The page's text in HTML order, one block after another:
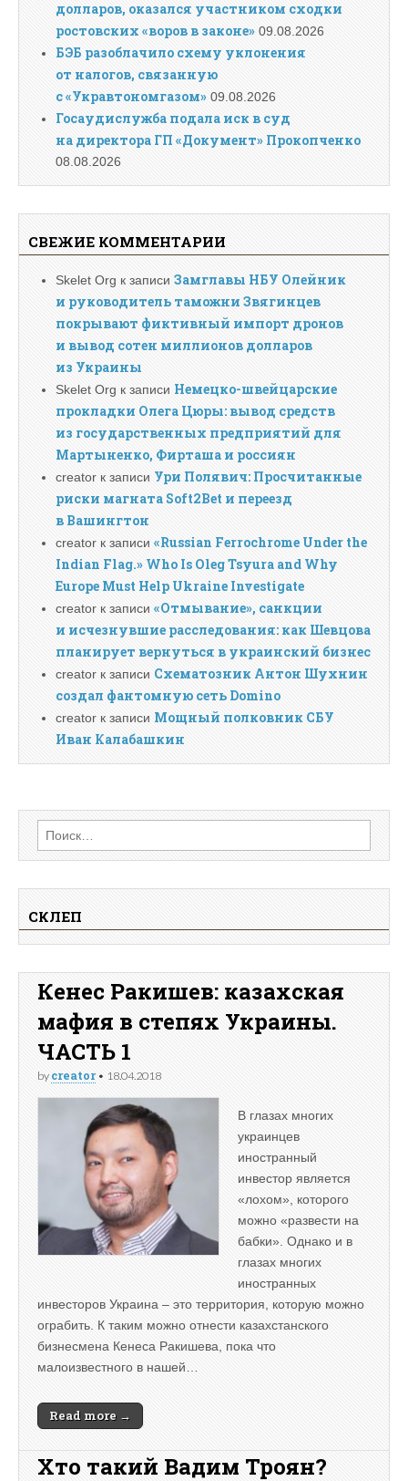
долларов, оказался участником сходки
ростовских «воров в законе» 09.08.2026
БЭБ разоблачило схему уклонения
от налогов, связанную
с «Укравтономгазом» 09.08.2026
Госаудислужба подала иск в суд
на директора ГП «Документ» Прокопченко
08.08.2026
СВЕЖИЕ КОММЕНТАРИИ
Skelet Org к записи Замглавы НБУ Олейник
и руководитель таможни Звягинцев
покрывают фиктивный импорт дронов
и вывод сотен миллионов долларов
из Украины
Skelet Org к записи Немецко-швейцарские
прокладки Олега Цюры: вывод средств
из государственных предприятий для
Мартыненко, Фирташа и россиян
creator к записи Ури Полявич: Просчитанные
риски магната Soft2Bet и переезд
в Вашингтон
creator к записи «Russian Ferrochrome Under the
Indian Flag.» Who Is Oleg Tsyura and Why
Europe Must Help Ukraine Investigate
creator к записи «Отмывание», санкции
и исчезнувшие расследования: как Шевцова
планирует вернуться в украинский бизнес
creator к записи Схематозник Антон Шухнин
создал фантомную сеть Domino
creator к записи Мощный полковник СБУ
Иван Калабашкин
Найти:
СКЛЕП
Кенес Ракишев: казахская
мафия в степях Украины.
ЧАСТЬ 1
by creator• 18.04.2018
В глазах многих
украинцев
иностранный
инвестор является
«лохом», которого
можно «развести на
бабки». Однако и в
глазах многих
иностранных
инвесторов Украина – это территория, которую можно
ограбить. К таким можно отнести казахстанского
бизнесмена Кенеса Ракишева, пока что
малоизвестного в нашей…
Read more →
Хто такий Вадим Троян?